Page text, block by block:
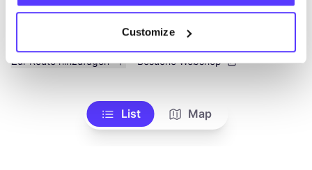
Customize
Zur Route hinzufügen Besuche Webshop
List Map